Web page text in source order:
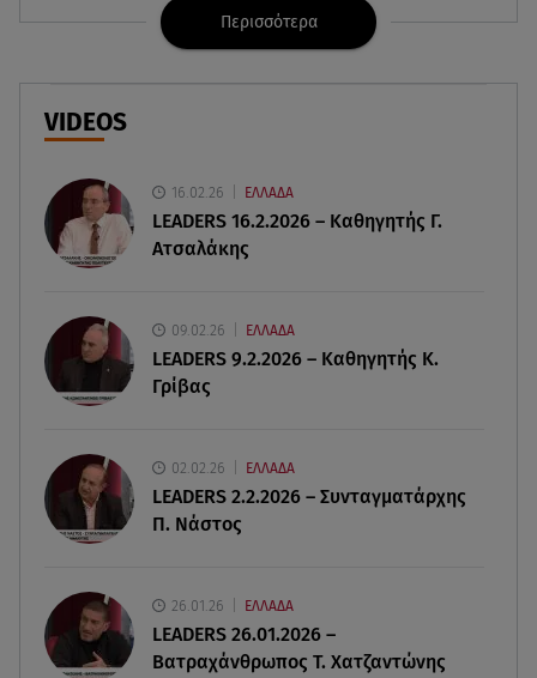
Back to black: η διαχρονική αξία του μαύρου
Δούκισσα Νομικού: Από τη Μύκονο «πετάχτηκε»
στη Γαλλική Πολυνησία!
που βρέθηκε σε σπηλιά
08.08.26 , 14:50
08.08.26 , 14:25
Καιρός: Σε πορτοκαλί συναγερμό η χώρα για
φωτιές τα επόμενα 24ωρα
08.08.26 , 14:00
Summer fling: Γιατί να πεις ναι σε έναν
καλοκαιρινό έρωτα
Περισσότερα
VIDEOS
16.02.26 ΕΛΛΑΔΑ
LEADERS 16.2.2026 – Καθηγητής Γ.
Ατσαλάκης
09.02.26 ΕΛΛΑΔΑ
LEADERS 9.2.2026 – Καθηγητής Κ.
Γρίβας
02.02.26 ΕΛΛΑΔΑ
LEADERS 2.2.2026 – Συνταγματάρχης
Π. Νάστος
26.01.26 ΕΛΛΑΔΑ
LEADERS 26.01.2026 –
Βατραχάνθρωπος Τ. Χατζαντώνης